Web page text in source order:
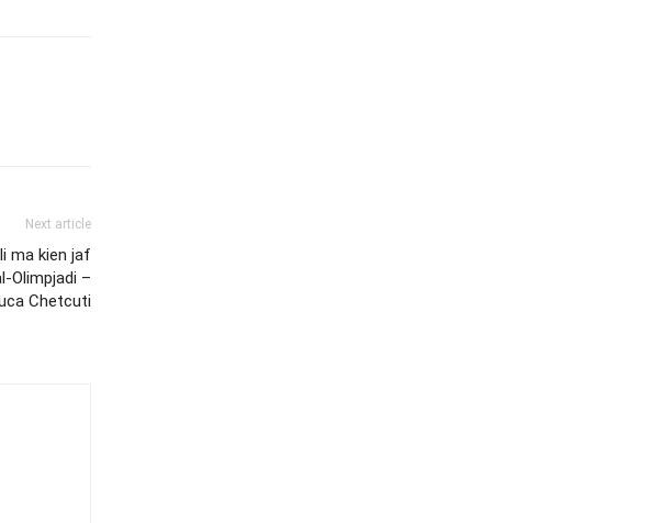
Next article
ma kien jaf
Olimpjadi –
Chetcuti